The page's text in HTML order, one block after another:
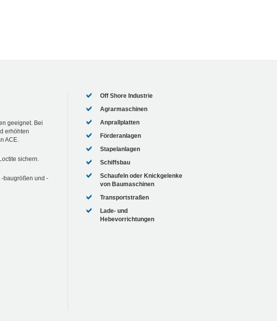
geeignet. Bei
erhöhten
ACE.
sichern.
baugrößen und -
Off Shore Industrie
Agrarmaschinen
Anprallplatten
Förderanlagen
Stapelanlagen
Schiffsbau
Schaufeln oder Knickgelenke
von Baumaschinen
Transportstraßen
Lade- und
Hebevorrichtungen